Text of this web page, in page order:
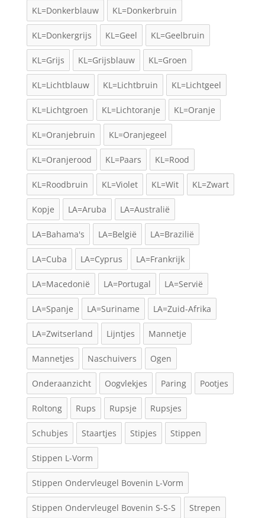
KL=Donkerblauw KL=Donkerbruin
KL=Donkergrijs KL=Geel KL=Geelbruin
KL=Grijs KL=Grijsblauw KL=Groen
KL=Lichtblauw KL=Lichtbruin KL=Lichtgeel
KL=Lichtgroen KL=Lichtoranje KL=Oranje
KL=Oranjebruin KL=Oranjegeel
KL=Oranjerood KL=Paars KL=Rood
KL=Roodbruin KL=Violet KL=Wit KL=Zwart
Kopje LA=Aruba LA=Australië
LA=Bahama's LA=België LA=Brazilië
LA=Cuba LA=Cyprus LA=Frankrijk
LA=Macedonië LA=Portugal LA=Servië
LA=Spanje LA=Suriname LA=Zuid-Afrika
LA=Zwitserland Lijntjes Mannetje
Mannetjes Naschuivers Ogen
Onderaanzicht Oogvlekjes Paring Pootjes
Roltong Rups Rupsje Rupsjes
Schubjes Staartjes Stipjes Stippen
Stippen L-Vorm
Stippen Ondervleugel Bovenin L-Vorm
Stippen Ondervleugel Bovenin S-S-S Strepen